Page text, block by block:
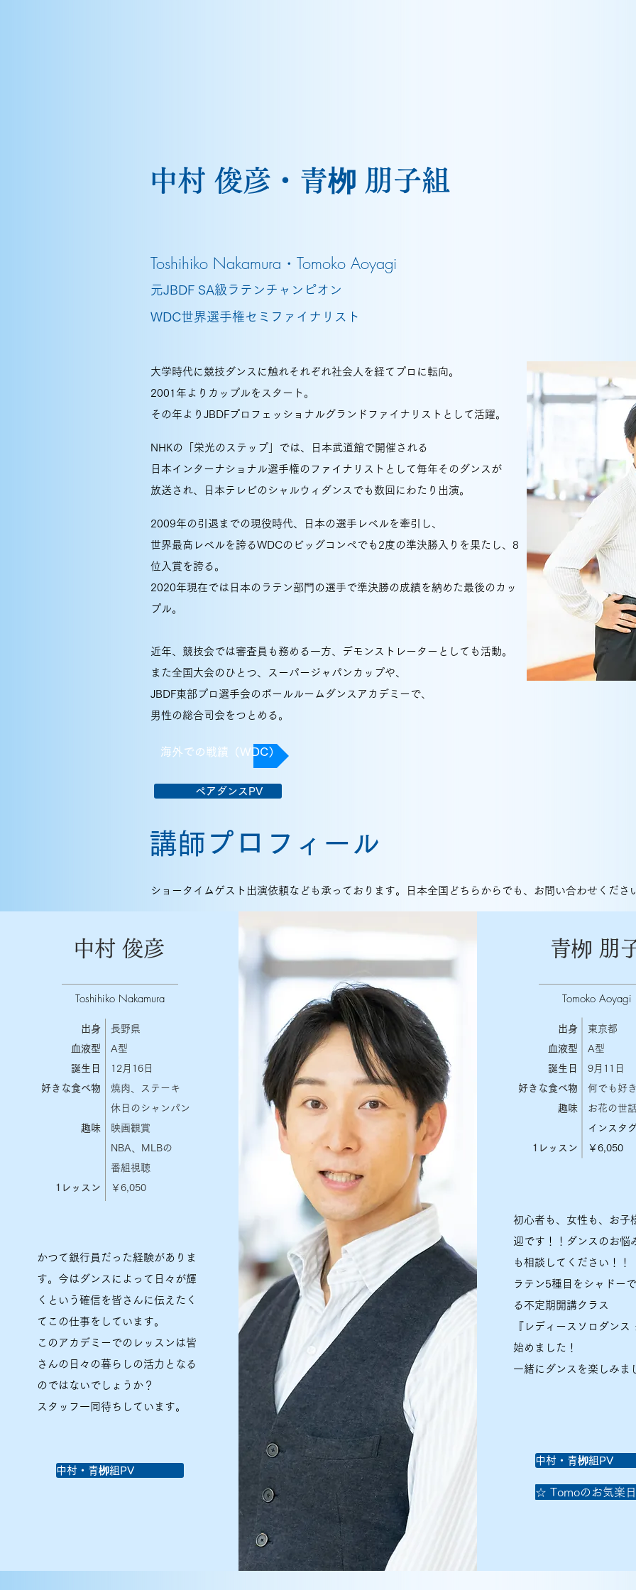
中村 俊彦・青栁 朋子組
Toshihiko Nakamura・Tomoko Aoyagi
元JBDF SA級ラテンチャンピオン
WDC世界選手権セミファイナリスト
大学時代に競技ダンスに触れそれぞれ社会人を経てプロに転向。
2001年よりカップルをスタート。
その年よりJBDFプロフェッショナルグランドファイナリストとして活躍。
NHKの「栄光のステップ」では、日本武道館で開催される
日本インターナショナル選手権のファイナリストとして毎年そのダンスが
放送され、日本テレビのシャルウィダンスでも数回にわたり出演。
2009年の引退までの現役時代、日本の選手レベルを牽引し、
世界最高レベルを誇るWDCのビッグコンペでも2度の準決勝入りを果たし、8
位入賞を誇る。
2020年現在では日本のラテン部門の選手で準決勝の成績を納めた最後のカッ
プル。
近年、競技会では審査員も務める一方、デモンストレーターとしても活動。
また全国大会のひとつ、スーパージャパンカップや、
JBDF東部プロ選手会のボールルームダンスアカデミーで、
男性の総合司会をつとめる。
海外での戦績（WDC）
ペアダンスPV
講師プ ロ フィール
ショータイムゲスト出演依頼なども承っております。日本全国どちらからでも、お問い合わせくださ
中村 俊彦
Toshihiko Nakamura
長野県
​A型
12月16日
焼肉、ステーキ
休日のシャンパン
​映画観賞
​NBA、MLBの
番組視聴
￥6,050
出身
​血液型
誕生日
好きな食べ物
​趣味
​1レッスン
かつて銀行員だった経験がありま
す。今はダンスによって日々が輝
くという確信を皆さんに伝えたく
てこの仕事をしています。
このアカデミーでのレッスンは皆
さんの日々の暮らしの活力となる
のではないでしょうか？
スタッフ一同待ちしています。
中村・青栁組PV
青栁 朋
Tomoko Aoyagi
東京都
​A型
9月11日
何でも好
お花の世
インスタ
￥6,050
出身
​血液型
誕生日
好きな食べ物
​趣味
​1レッスン
初心者も、女性も、お子
迎です！！ダンスのお悩
も相談してください！！
ラテン5種目をシャドー
る不定期開講クラス
『レディースソロダンス
始めました！
一緒にダンスを楽しみま
中村・青栁組PV
☆ Tomoのお気楽